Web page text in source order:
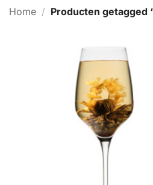
Home / Producten getagged